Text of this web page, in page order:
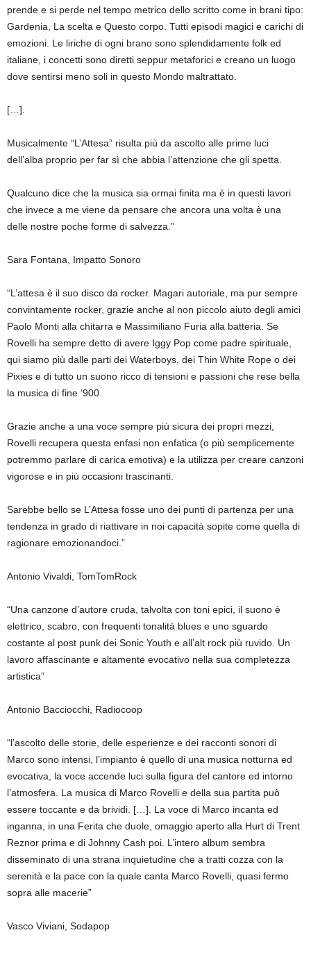
prende e si perde nel tempo metrico dello scritto come in brani tipo:
Gardenia, La scelta e Questo corpo. Tutti episodi magici e carichi di
emozioni. Le liriche di ogni brano sono splendidamente folk ed
italiane, i concetti sono diretti seppur metaforici e creano un luogo
dove sentirsi meno soli in questo Mondo maltrattato.
[…].
Musicalmente “L’Attesa” risulta più da ascolto alle prime luci
dell’alba proprio per far sì che abbia l’attenzione che gli spetta.
Qualcuno dice che la musica sia ormai finita ma è in questi lavori
che invece a me viene da pensare che ancora una volta è una
delle nostre poche forme di salvezza.”
Sara Fontana, Impatto Sonoro
“L’attesa è il suo disco da rocker. Magari autoriale, ma pur sempre
convintamente rocker, grazie anche al non piccolo aiuto degli amici
Paolo Monti alla chitarra e Massimiliano Furia alla batteria. Se
Rovelli ha sempre detto di avere Iggy Pop come padre spirituale,
qui siamo più dalle parti dei Waterboys, dei Thin White Rope o dei
Pixies e di tutto un suono ricco di tensioni e passioni che rese bella
la musica di fine ‘900.
Grazie anche a una voce sempre più sicura dei propri mezzi,
Rovelli recupera questa enfasi non enfatica (o più semplicemente
potremmo parlare di carica emotiva) e la utilizza per creare canzoni
vigorose e in più occasioni trascinanti.
Sarebbe bello se L’Attesa fosse uno dei punti di partenza per una
tendenza in grado di riattivare in noi capacità sopite come quella di
ragionare emozionandoci.”
Antonio Vivaldi, TomTomRock
“Una canzone d’autore cruda, talvolta con toni epici, il suono è
elettrico, scabro, con frequenti tonalità blues e uno sguardo
costante al post punk dei Sonic Youth e all’alt rock più ruvido. Un
lavoro affascinante e altamente evocativo nella sua completezza
artistica”
Antonio Bacciocchi, Radiocoop
“l’ascolto delle storie, delle esperienze e dei racconti sonori di
Marco sono intensi, l’impianto è quello di una musica notturna ed
evocativa, la voce accende luci sulla figura del cantore ed intorno
l’atmosfera. La musica di Marco Rovelli e della sua partita può
essere toccante e da brividi. […]. La voce di Marco incanta ed
inganna, in una Ferita che duole, omaggio aperto alla Hurt di Trent
Reznor prima e di Johnny Cash poi. L’intero album sembra
disseminato di una strana inquietudine che a tratti cozza con la
serenità e la pace con la quale canta Marco Rovelli, quasi fermo
sopra alle macerie”
Vasco Viviani, Sodapop